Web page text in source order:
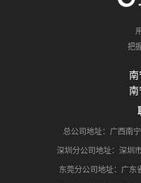
把
南
南
总公司地址：广西南
深圳分公司地址：深圳
东莞分公司地址：广东